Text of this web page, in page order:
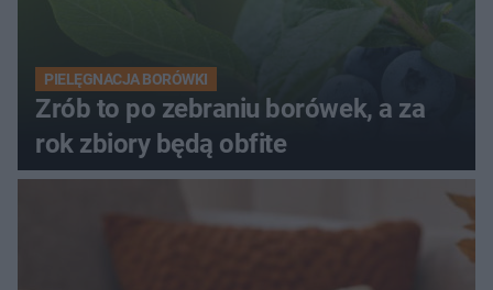
PIELĘGNACJA BORÓWKI
Zrób to po zebraniu borówek, a za
rok zbiory będą obfite